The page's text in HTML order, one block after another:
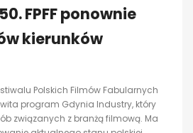
FPFF ponownie
kierunków
Polskich Filmów Fabularnych
program Gdynia Industry, który
związanych z branżą filmową. Ma